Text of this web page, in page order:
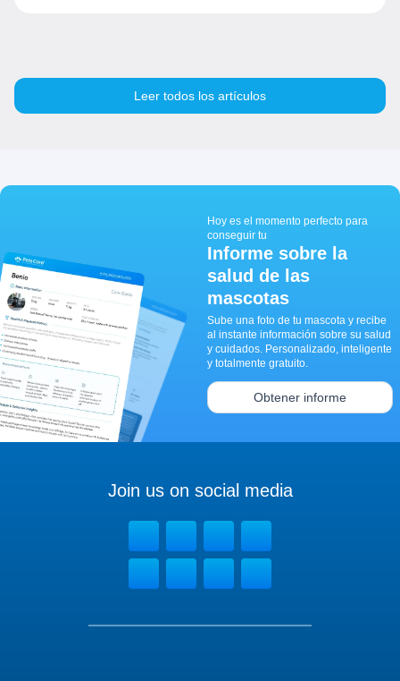
Leer todos los artículos
Hoy es el momento perfecto para
conseguir tu
Informe sobre la
salud de las
mascotas
Sube una foto de tu mascota y recibe
al instante información sobre su salud
y cuidados. Personalizado, inteligente
y totalmente gratuito.
Obtener informe
Join us on social media